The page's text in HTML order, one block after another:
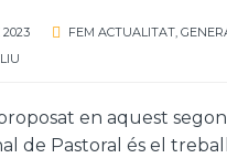
2023 FEM ACTUALITAT
en aquest
de Pastoral és el